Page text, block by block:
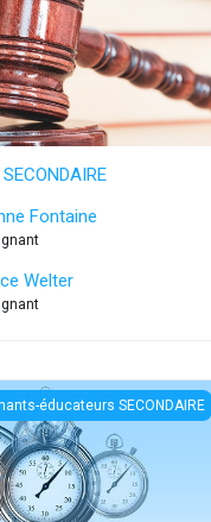
Fontaine
Welter
informations
éducateurs SECONDAIRE